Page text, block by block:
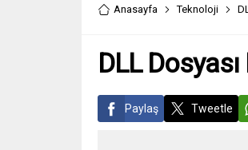
Anasayfa Teknoloji
DLL
Paylaş Tweetle